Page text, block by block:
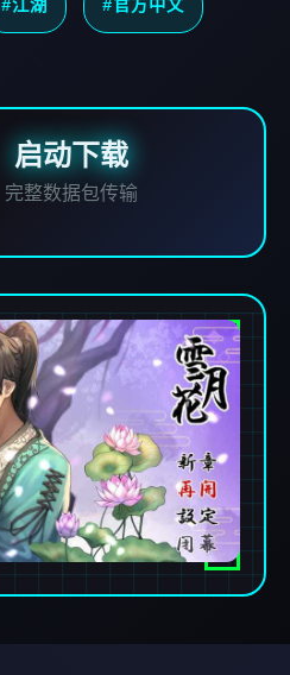
#江湖 #官方中文
启动下载
完整数据包传输